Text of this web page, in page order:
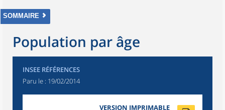
SOMMAIRE
Population par âge
INSEE RÉFÉRENCES
Paru le : 19/02/2014
VERSION IMPRIMABLE